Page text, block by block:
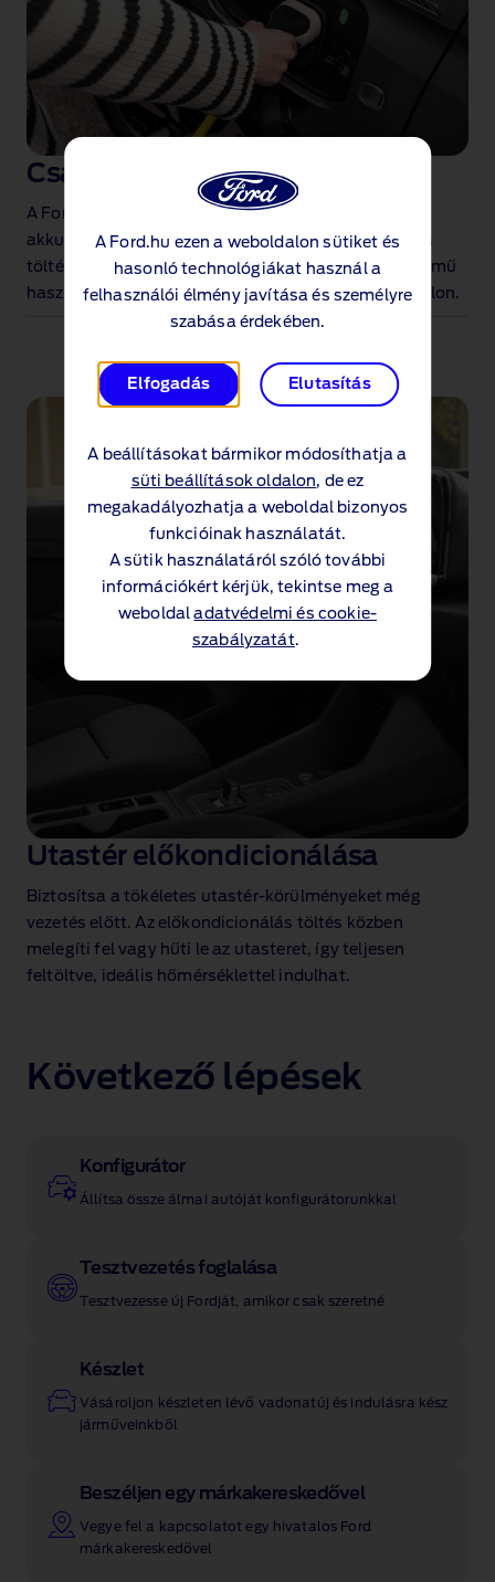
A Ford.hu ezen a weboldalon sütiket és
hasonló technológiákat használ a
felhasználói élmény javítása és személyre
szabása érdekében.
Elfogadás Elutasítás
A beállításokat bármikor módosíthatja a
süti beállítások oldalon, de ez
megakadályozhatja a weboldal bizonyos
funkcióinak használatát.
A sütik használatáról szóló további
információkért kérjük, tekintse meg a
weboldaladatvédelmi és cookie-
szabályzatát.
Csatlakoztatott töltés
A Ford alkalmazással figyelemmel kísérheti a PHEV
akkumulátor töltöttségi szintjét, és megtekintheti a
töltés állapotát. Kövesse nyomon az elektromos jármű
használatát és hatótávolságát a digitális műszerfalon.
Utastér előkondicionálása
Biztosítsa a tökéletes utastér‑körülményeket még
vezetés előtt. Az előkondicionálás töltés közben
melegíti fel vagy hűti le az utasteret, így teljesen
feltöltve, ideális hőmérséklettel indulhat.
Következő lépések
Konfigurátor
Állítsa össze álmai autóját konfigurátorunkkal
Tesztvezetés foglalása
Tesztvezesse új Fordját, amikor csak szeretné
Készlet
Vásároljon készleten lévő vadonatúj és indulásra kész
járműveinkből
Beszéljen egy márkakereskedővel
Vegye fel a kapcsolatot egy hivatalos Ford
márkakereskedővel